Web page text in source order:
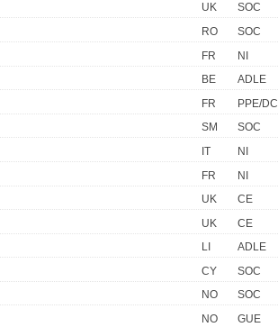
UK
SOC
RO
SOC
FR
NI
BE
ADLE
FR
PPE/DC
SM
SOC
IT
NI
FR
NI
UK
CE
UK
CE
LI
ADLE
CY
SOC
NO
SOC
NO
GUE